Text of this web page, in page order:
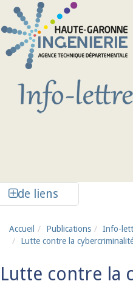
Aller au contenu principal
de liens
Accueil Publications Info-
Lutte contre la
Lutte contre la